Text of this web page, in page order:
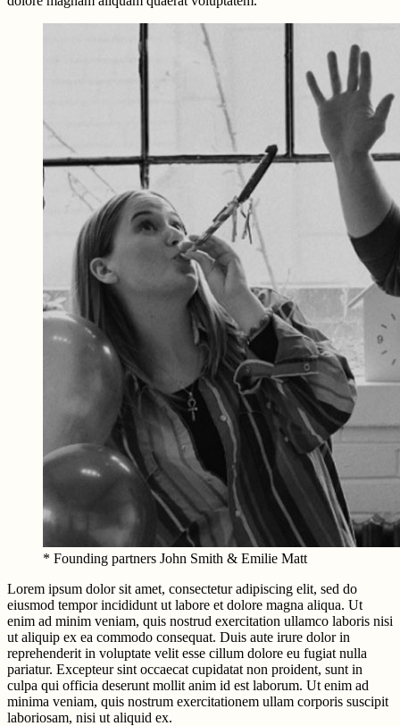
* Founding partners John Smith & Emilie Matt
Lorem ipsum dolor sit amet, consectetur adipiscing elit, sed do
eiusmod tempor incididunt ut labore et dolore magna aliqua. Ut
enim ad minim veniam, quis nostrud exercitation ullamco laboris nisi
ut aliquip ex ea commodo consequat. Duis aute irure dolor in
reprehenderit in voluptate velit esse cillum dolore eu fugiat nulla
pariatur. Excepteur sint occaecat cupidatat non proident, sunt in
culpa qui officia deserunt mollit anim id est laborum. Ut enim ad
minima veniam, quis nostrum exercitationem ullam corporis suscipit
laboriosam, nisi ut aliquid ex.